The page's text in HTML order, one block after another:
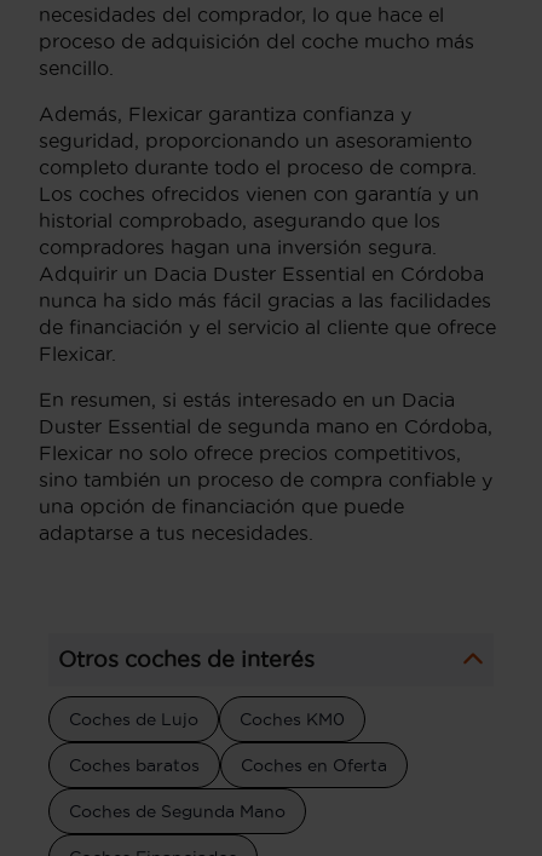
necesidades del comprador, lo que hace el
proceso de adquisición del coche mucho más
sencillo.
Además, Flexicar garantiza confianza y
seguridad, proporcionando un asesoramiento
completo durante todo el proceso de compra.
Los coches ofrecidos vienen con garantía y un
historial comprobado, asegurando que los
compradores hagan una inversión segura.
Adquirir un Dacia Duster Essential en Córdoba
nunca ha sido más fácil gracias a las facilidades
de financiación y el servicio al cliente que ofrece
Flexicar.
En resumen, si estás interesado en un Dacia
Duster Essential de segunda mano en Córdoba,
Flexicar no solo ofrece precios competitivos,
sino también un proceso de compra confiable y
una opción de financiación que puede
adaptarse a tus necesidades.
Otros coches de interés
Coches de Lujo Coches KM0
Coches baratos Coches en Oferta
Coches de Segunda Mano